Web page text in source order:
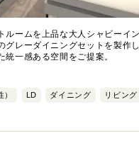
ルームを上品な大人シャビーイ
グレーダイニングセットを製作
統一感ある空間をご提案。
LD ダイニング リビング